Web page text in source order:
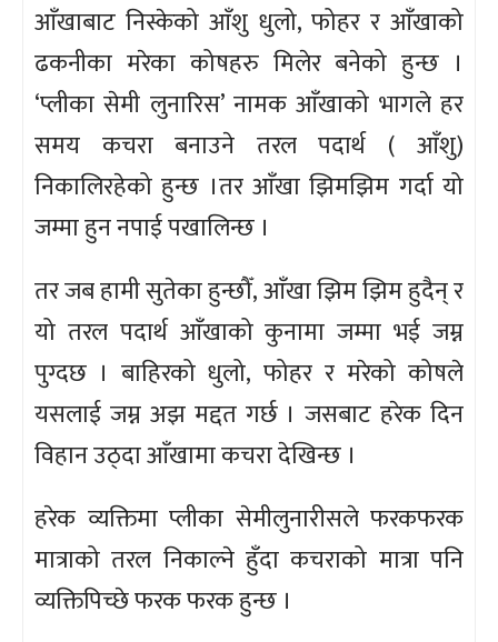
आँखाबाट निस्केको आँशु धुलो, फोहर र आँखाको
ढकनीका मरेका कोषहरु मिलेर बनेको हुन्छ ।
‘प्लीका सेमी लुनारिस’ नामक आँखाको भागले हर
समय कचरा बनाउने तरल पदार्थ ( आँशु)
निकालिरहेको हुन्छ ।तर आँखा झिमझिम गर्दा यो
जम्मा हुन नपाई पखालिन्छ ।
तर जब हामी सुतेका हुन्छौँ, आँखा झिम झिम हुदैन् र
यो तरल पदार्थ आँखाको कुनामा जम्मा भई जम्न
पुग्दछ । बाहिरको धुलो, फोहर र मरेको कोषले
यसलाई जम्न अझ मद्दत गर्छ । जसबाट हरेक दिन
विहान उठ्दा आँखामा कचरा देखिन्छ ।
हरेक व्यक्तिमा प्लीका सेमीलुनारीसले फरकफरक
मात्राको तरल निकाल्ने हुँदा कचराको मात्रा पनि
व्यक्तिपिच्छे फरक फरक हुन्छ ।